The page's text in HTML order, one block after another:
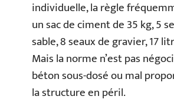
individuelle, la règle
un sac de ciment de 35 kg, 5
sable, 8 seaux de gravier, 17
Mais la norme n’est pas
béton sous-dosé ou mal
la structure en péril.